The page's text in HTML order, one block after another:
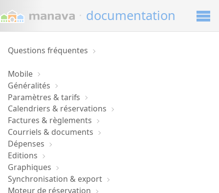
· documentation
Questions fréquentes
Mobile
Généralités
Paramètres & tarifs
Calendriers & réservations
Factures & règlements
Courriels & documents
Dépenses
Editions
Graphiques
Synchronisation & export
Moteur de réservation